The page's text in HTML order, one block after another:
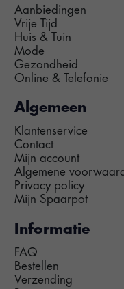
Aanbiedingen
Vrije Tijd
Huis & Tuin
Mode
Gezondheid
Online & Telefonie
Algemeen
Klantenservice
Contact
Mijn account
Algemene
Privacy policy
Mijn Spaarpot
Informatie
FAQ
Bestellen
Verzending